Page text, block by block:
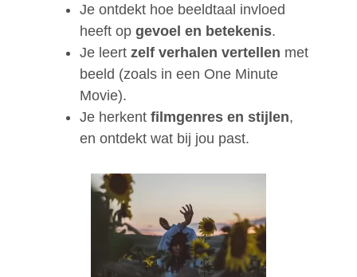
Je ontdekt hoe beeldtaal invloed
heeft op gevoel en betekenis.
Je leert zelf verhalen vertellen met
beeld (zoals in een One Minute
Movie).
Je herkent filmgenres en stijlen,
en ontdekt wat bij jou past.